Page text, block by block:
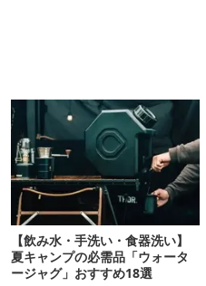
【飲み水・手洗い・食器洗い】
夏キャンプの必需品「ウォータ
ージャグ」おすすめ18選